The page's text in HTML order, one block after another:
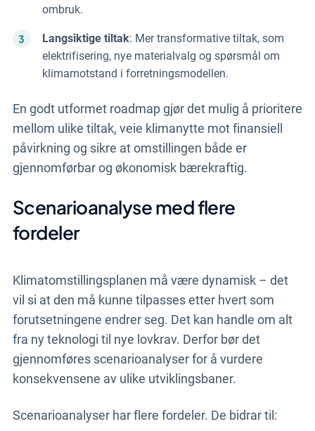
ombruk.
Langsiktige tiltak: Mer transformative tiltak, som
elektrifisering, nye materialvalg og spørsmål om
klimamotstand i forretningsmodellen.
En godt utformet roadmap gjør det mulig å prioritere
mellom ulike tiltak, veie klimanytte mot finansiell
påvirkning og sikre at omstillingen både er
gjennomførbar og økonomisk bærekraftig.
Scenarioanalyse med flere
fordeler
Klimatomstillingsplanen må være dynamisk – det
vil si at den må kunne tilpasses etter hvert som
forutsetningene endrer seg. Det kan handle om alt
fra ny teknologi til nye lovkrav. Derfor bør det
gjennomføres scenarioanalyser for å vurdere
konsekvensene av ulike utviklingsbaner.
Scenarioanalyser har flere fordeler. De bidrar til: